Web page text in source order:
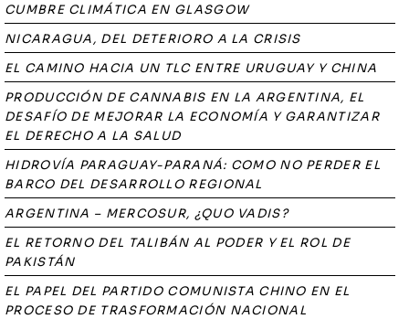
CUMBRE CLIMÁTICA EN GLASGOW
NICARAGUA, DEL DETERIORO A LA CRISIS
EL CAMINO HACIA UN TLC ENTRE URUGUAY Y CHINA
PRODUCCIÓN DE CANNABIS EN LA ARGENTINA, EL
DESAFÍO DE MEJORAR LA ECONOMÍA Y GARANTIZAR
EL DERECHO A LA SALUD
HIDROVÍA PARAGUAY-PARANÁ: COMO NO PERDER EL
BARCO DEL DESARROLLO REGIONAL
ARGENTINA – MERCOSUR, ¿QUO VADIS?
EL RETORNO DEL TALIBÁN AL PODER Y EL ROL DE
PAKISTÁN
EL PAPEL DEL PARTIDO COMUNISTA CHINO EN EL
PROCESO DE TRASFORMACIÓN NACIONAL